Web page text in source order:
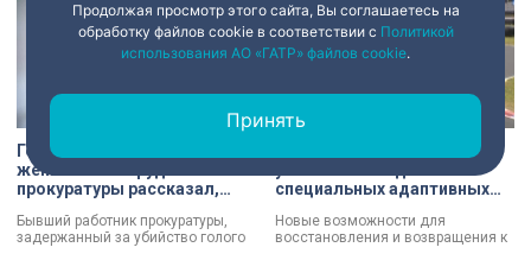
Голый мужчина в квартире
жены: экс-сотрудник
прокуратуры рассказал,
Бывший работник прокуратуры,
задержанный за убийство голого
специальных адаптивных
Новые возможности для
восстановления и возвращения к
Продолжая просмотр этого сайта, Вы соглашаетесь на
обработку файлов cookie в соответствии с Политикой
использования АО «ГАТР» файлов cookie.
Принять